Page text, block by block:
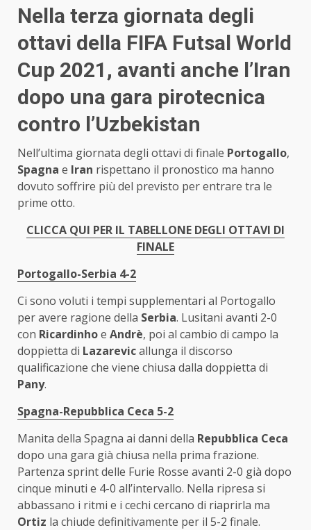
Nella terza giornata degli
ottavi della FIFA Futsal World
Cup 2021, avanti anche l’Iran
dopo una gara pirotecnica
contro l’Uzbekistan
Nell’ultima giornata degli ottavi di finale Portogallo,
Spagna e Iran rispettano il pronostico ma hanno
dovuto soffrire più del previsto per entrare tra le
prime otto.
CLICCA QUI PER IL TABELLONE DEGLI OTTAVI DI
FINALE
Portogallo-Serbia 4-2
Ci sono voluti i tempi supplementari al Portogallo
per avere ragione della Serbia. Lusitani avanti 2-0
con Ricardinhoe Andrè, poi al cambio di campo la
doppietta di Lazarevicallunga il discorso
qualificazione che viene chiusa dalla doppietta di
Pany.
Spagna-Repubblica Ceca 5-2
Manita della Spagna ai danni della Repubblica Ceca
dopo una gara già chiusa nella prima frazione.
Partenza sprint delle Furie Rosse avanti 2-0 già dopo
cinque minuti e 4-0 all’intervallo. Nella ripresa si
abbassano i ritmi e i cechi cercano di riaprirla ma
Ortiz la chiude definitivamente per il 5-2 finale.